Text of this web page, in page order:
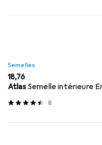
Semelles
EUR
18,76
Atlas Semelle intérieure
8